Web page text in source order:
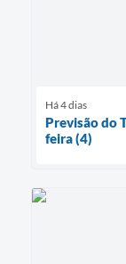
Há 4 dias
Previsão do
feira (4)